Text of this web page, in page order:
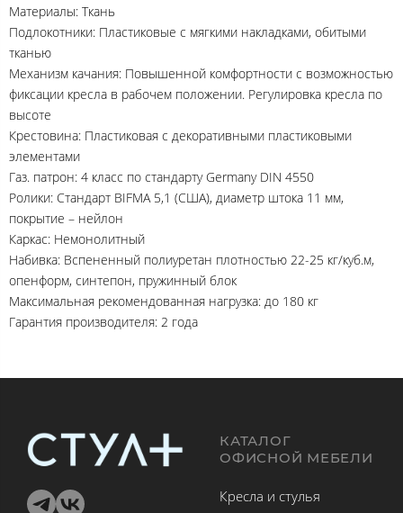
Материалы: Ткань
Подлокотники: Пластиковые с мягкими накладками, обитыми
тканью
Механизм качания: Повышенной комфортности с возможностью
фиксации кресла в рабочем положении. Регулировка кресла по
высоте
Крестовина: Пластиковая с декоративными пластиковыми
элементами
Газ. патрон: 4 класс по стандарту Germany DIN 4550
Ролики: Стандарт BIFMA 5,1 (США), диаметр штока 11 мм,
покрытие – нейлон
Каркас: Немонолитный
Набивка: Вспененный полиуретан плотностью 22-25 кг/куб.м,
опенформ, синтепон, пружинный блок
Максимальная рекомендованная нагрузка: до 180 кг
Гарантия производителя: 2 года
КАТАЛОГ
ОФИСНОЙ МЕБЕЛИ
Кресла и стулья